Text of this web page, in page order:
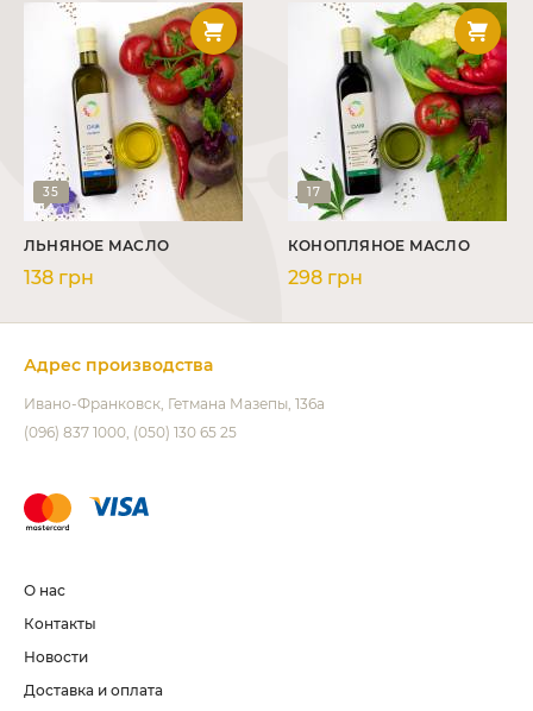
35
ЛЬНЯНОЕ МАСЛО
138 грн
17
КОНОПЛЯНОЕ МАСЛО
298 грн
Адрес производства
Ивано-Франковск Гетмана Мазепы, 136а
(096) 837 1000 (050) 130 65 25
О нас
Контакты
Новости
Доставка и оплата